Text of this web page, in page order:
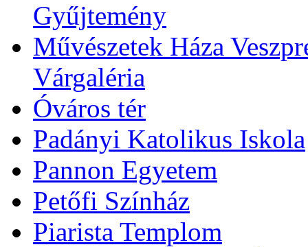
Gyűjtemény
Művészetek Háza
Várgaléria
Óváros tér
Padányi Katolikus Iskola
Pannon Egyetem
Petőfi Színház
Piarista Templom